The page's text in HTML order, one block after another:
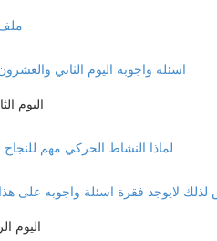
ملف
اسئلة واجوبه اليوم الثاني والعشرون
اليوم
لماذا النشاط الحركي مهم للنجاح
لذلك لايوجد فقرة اسئلة واجوبه على
اليوم